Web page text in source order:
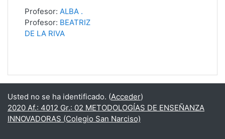
Profesor: ALBA .
Profesor: BEATRIZ
DE LA RIVA
Usted no se ha identificado. (Acceder)
2020 Af.: 4012 Gr.: 02 METODOLOGÍAS DE ENSEÑANZA
INNOVADORAS (Colegio San Narciso)